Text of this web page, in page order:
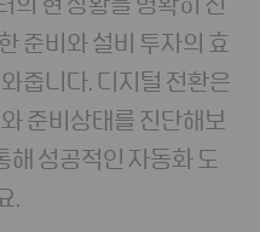
의 현 상황을 명확히 진
준비와 설비 투자의 효
줍니다. 디지털 전환은
준비상태를 진단해보
해 성공적인 자동화 도
.